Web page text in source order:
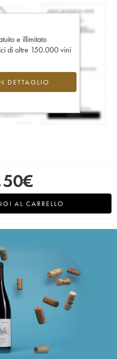
e illimitato
di oltre 150.000 vini
DETTAGLIO
€
AL CARRELLO